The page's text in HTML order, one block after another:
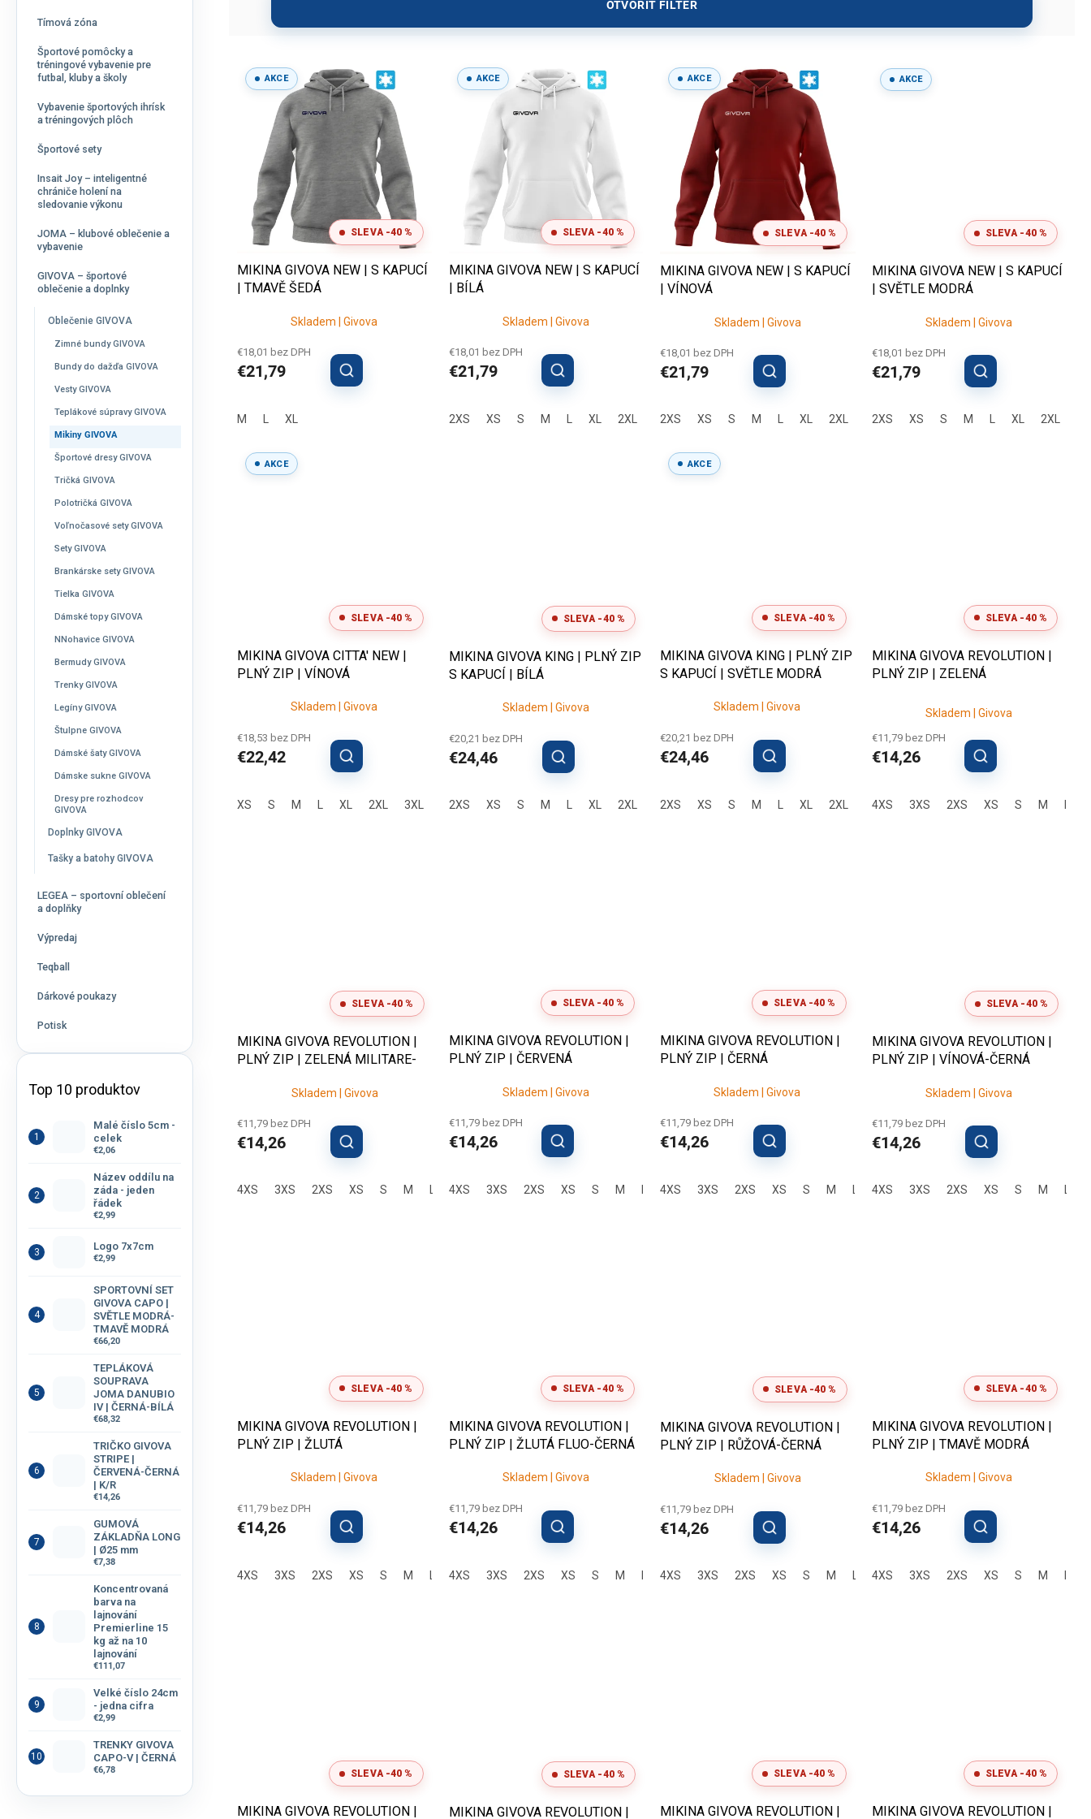
Tímová zóna
Športové pomôcky a
tréningové vybavenie pre
futbal, kluby a školy
Vybavenie športových ihrísk
a tréningových plôch
Športové sety
Insait Joy – inteligentné
chrániče holení na
sledovanie výkonu
JOMA – klubové oblečenie a
vybavenie
GIVOVA – športové
oblečenie a doplnky
Oblečenie GIVOVA
Zimné bundy GIVOVA
Bundy do dažďa GIVOVA
Vesty GIVOVA
Teplákové súpravy GIVOVA
Mikiny GIVOVA
Športové dresy GIVOVA
Tričká GIVOVA
Polotričká GIVOVA
Voľnočasové sety GIVOVA
Sety GIVOVA
Brankárske sety GIVOVA
Tielka GIVOVA
Dámské topy GIVOVA
NNohavice GIVOVA
Bermudy GIVOVA
Trenky GIVOVA
Legíny GIVOVA
Štulpne GIVOVA
Dámské šaty GIVOVA
Dámske sukne GIVOVA
Dresy pre rozhodcov
GIVOVA
Doplnky GIVOVA
Tašky a batohy GIVOVA
LEGEA – sportovní oblečení
a doplňky
Výpredaj
Teqball
Dárkové poukazy
Potisk
Top 10 produktov
Malé číslo 5cm -
celek
€2,06
Název oddílu na
záda - jeden
řádek
€2,99
Logo 7x7cm
€2,99
SPORTOVNÍ SET
GIVOVA CAPO |
SVĚTLE MODRÁ-
TMAVĚ MODRÁ
€66,20
TEPLÁKOVÁ
SOUPRAVA
JOMA DANUBIO
IV | ČERNÁ-BÍLÁ
€68,32
TRIČKO GIVOVA
STRIPE |
ČERVENÁ-ČERNÁ
| K/R
€14,26
GUMOVÁ
ZÁKLADŇA LONG
| Ø25 mm
€7,38
Koncentrovaná
barva na
lajnování
Premierline 15
kg až na 10
lajnování
€111,07
Velké číslo 24cm
- jedna cifra
€2,99
TRENKY GIVOVA
CAPO-V | ČERNÁ
€6,78
OTVORIŤ FILTER
AKCE
SLEVA -40 %
MIKINA GIVOVA NEW | S KAPUCÍ
| TMAVĚ ŠEDÁ
Skladem | Givova
€18,01 bez DPH
€21,79
M XL
AKCE
SLEVA -40 %
MIKINA GIVOVA NEW | S KAPUCÍ
| BÍLÁ
Skladem | Givova
€18,01 bez DPH
€21,79
2XS XS S M XL 2XL
AKCE
SLEVA -40 %
MIKINA GIVOVA NEW | S KAPUCÍ
| VÍNOVÁ
Skladem | Givova
€18,01 bez DPH
€21,79
2XS XS S M XL 2XL
AKCE
SLEVA -40 %
MIKINA GIVOVA NEW | S KAPUCÍ
| SVĚTLE MODRÁ
Skladem | Givova
€18,01 bez DPH
€21,79
2XS XS S M XL 2XL
AKCE
SLEVA -40 %
MIKINA GIVOVA CITTA' NEW |
PLNÝ ZIP | VÍNOVÁ
Skladem | Givova
€18,53 bez DPH
€22,42
XS S M L XL 2XL 3XL
SLEVA -40 %
MIKINA GIVOVA KING | PLNÝ ZIP
S KAPUCÍ | BÍLÁ
Skladem | Givova
€20,21 bez DPH
€24,46
2XS XS S M L XL 2XL 3XL
AKCE
SLEVA -40 %
MIKINA GIVOVA KING | PLNÝ ZIP
S KAPUCÍ | SVĚTLE MODRÁ
Skladem | Givova
€20,21 bez DPH
€24,46
2XS XS S M L XL 2XL 3XL
SLEVA -40 %
MIKINA GIVOVA REVOLUTION |
PLNÝ ZIP | ZELENÁ
hodnotenie
produktu
je
4,0
hviezdičiek.
Skladem | Givova
€11,79 bez DPH
€14,26
4XS 3XS 2XS XS S M L
SLEVA -40 %
MIKINA GIVOVA REVOLUTION |
PLNÝ ZIP | ZELENÁ MILITARE-
Skladem | Givova
€11,79 bez DPH
€14,26
4XS 3XS 2XS XS S M XL 2XL 3XL 4XL
SLEVA -40 %
MIKINA GIVOVA REVOLUTION |
PLNÝ ZIP | ČERVENÁ
Skladem | Givova
€11,79 bez DPH
€14,26
4XS 3XS 2XS XS S M XL 2XL 3XL 4XL
SLEVA -40 %
MIKINA GIVOVA REVOLUTION |
PLNÝ ZIP | ČERNÁ
Skladem | Givova
€11,79 bez DPH
€14,26
4XS 3XS 2XS XS S M XL 2XL 3XL 4XL
SLEVA -40 %
MIKINA GIVOVA REVOLUTION |
PLNÝ ZIP | VÍNOVÁ-ČERNÁ
Skladem | Givova
€11,79 bez DPH
€14,26
4XS 3XS 2XS XS S M
SLEVA -40 %
MIKINA GIVOVA REVOLUTION |
PLNÝ ZIP | ŽLUTÁ
Skladem | Givova
€11,79 bez DPH
€14,26
4XS 3XS 2XS XS S M L XL 2XL 3XL 4XL
SLEVA -40 %
MIKINA GIVOVA REVOLUTION |
PLNÝ ZIP | ŽLUTÁ FLUO-ČERNÁ
Skladem | Givova
€11,79 bez DPH
€14,26
4XS 3XS 2XS XS S M L XL 2XL 3XL 4XL
SLEVA -40 %
MIKINA GIVOVA REVOLUTION |
PLNÝ ZIP | RŮŽOVÁ-ČERNÁ
Skladem | Givova
€11,79 bez DPH
€14,26
4XS 3XS 2XS XS S M L XL 2XL 3XL 4XL
SLEVA -40 %
MIKINA GIVOVA REVOLUTION |
PLNÝ ZIP | TMAVĚ MODRÁ
Skladem | Givova
€11,79 bez DPH
€14,26
4XS 3XS 2XS XS S M L
SLEVA -40 %
MIKINA GIVOVA REVOLUTION |
SLEVA -40 %
MIKINA GIVOVA REVOLUTION |
SLEVA -40 %
MIKINA GIVOVA REVOLUTION |
SLEVA -40 %
MIKINA GIVOVA REVOLUTION |